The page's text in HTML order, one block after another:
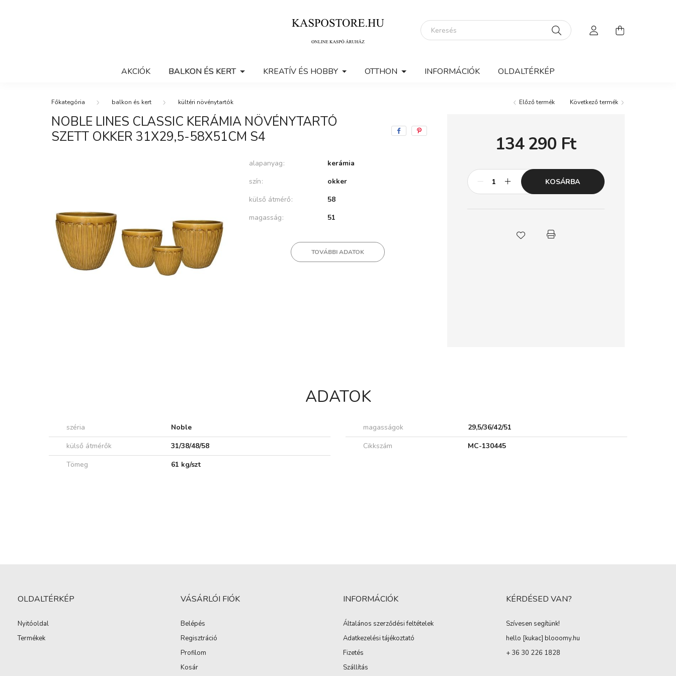
AKCIÓK BALKON ÉS KERT KREATÍV ÉS HOBBY OTTHON INFORMÁCIÓK OLDALTÉRKÉP
balkon és kert kültéri növénytartók Előző termék Következő termék
NOBLE LINES CLASSIC KERÁMIA NÖVÉNYTARTÓ
SZETT OKKER 31X29,5-58X51CM S4
alapanyag
kerámia
szín
okker
külső átmérő
58
magasság
51
TOVÁBBI ADATOK
134 290 Ft
KOSÁRBA
ADATOK
széria Noble magasságok
29,5/36/42/51
külső átmérők
31/38/48/58 Cikkszám
MC-130445
Tömeg
61 kg/szt
OLDALTÉRKÉP
Nyitóoldal
Termékek
VÁSÁRLÓI FIÓK
Belépés
Regisztráció
Profilom
Kosár
INFORMÁCIÓK
Általános szerződési feltételek
Adatkezelési tájékoztató
Fizetés
Szállítás
KÉRDÉSED VAN?
Szívesen segítünk!
hello [kukac] blooomy.hu
+ 36 30 226 1828